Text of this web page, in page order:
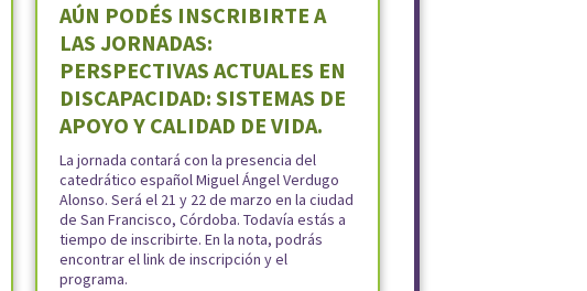
AÚN PODÉS INSCRIBIRTE A
LAS JORNADAS:
PERSPECTIVAS ACTUALES EN
DISCAPACIDAD: SISTEMAS DE
APOYO Y CALIDAD DE VIDA.
La jornada contará con la presencia del
catedrático español Miguel Ángel Verdugo
Alonso. Será el 21 y 22 de marzo en la ciudad
de San Francisco, Córdoba. Todavía estás a
tiempo de inscribirte. En la nota, podrás
encontrar el link de inscripción y el
programa.